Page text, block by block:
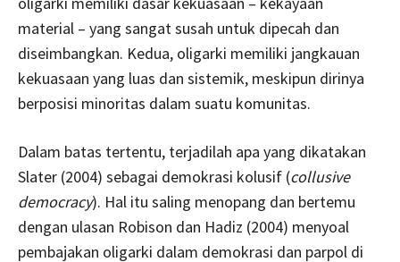
material – yang sangat susah untuk dipecah dan
diseimbangkan. Kedua, oligarki memiliki jangkauan
kekuasaan yang luas dan sistemik, meskipun dirinya
berposisi minoritas dalam suatu komunitas.
Dalam batas tertentu, terjadilah apa yang dikatakan
Slater (2004) sebagai demokrasi kolusif (collusive
democracy). Hal itu saling menopang dan bertemu
dengan ulasan Robison dan Hadiz (2004) menyoal
pembajakan oligarki dalam demokrasi dan parpol di